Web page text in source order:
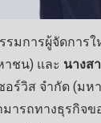
รมการผู้จัดการ
าชน) และ นางส
ร์วิส จำกัด (มห
ารถทางธุรกิจ